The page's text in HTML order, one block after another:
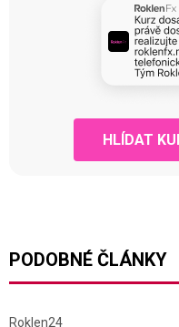
HLÍDAT
PODOBNÉ ČLÁNKY
Roklen24